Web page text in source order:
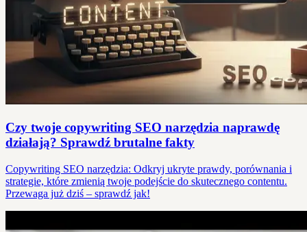
Czy twoje copywriting SEO narzędzia naprawdę
działają? Sprawdź brutalne fakty
Copywriting SEO narzędzia: Odkryj ukryte prawdy, porównania i
strategie, które zmienią twoje podejście do skutecznego contentu.
Przewaga już dziś – sprawdź jak!